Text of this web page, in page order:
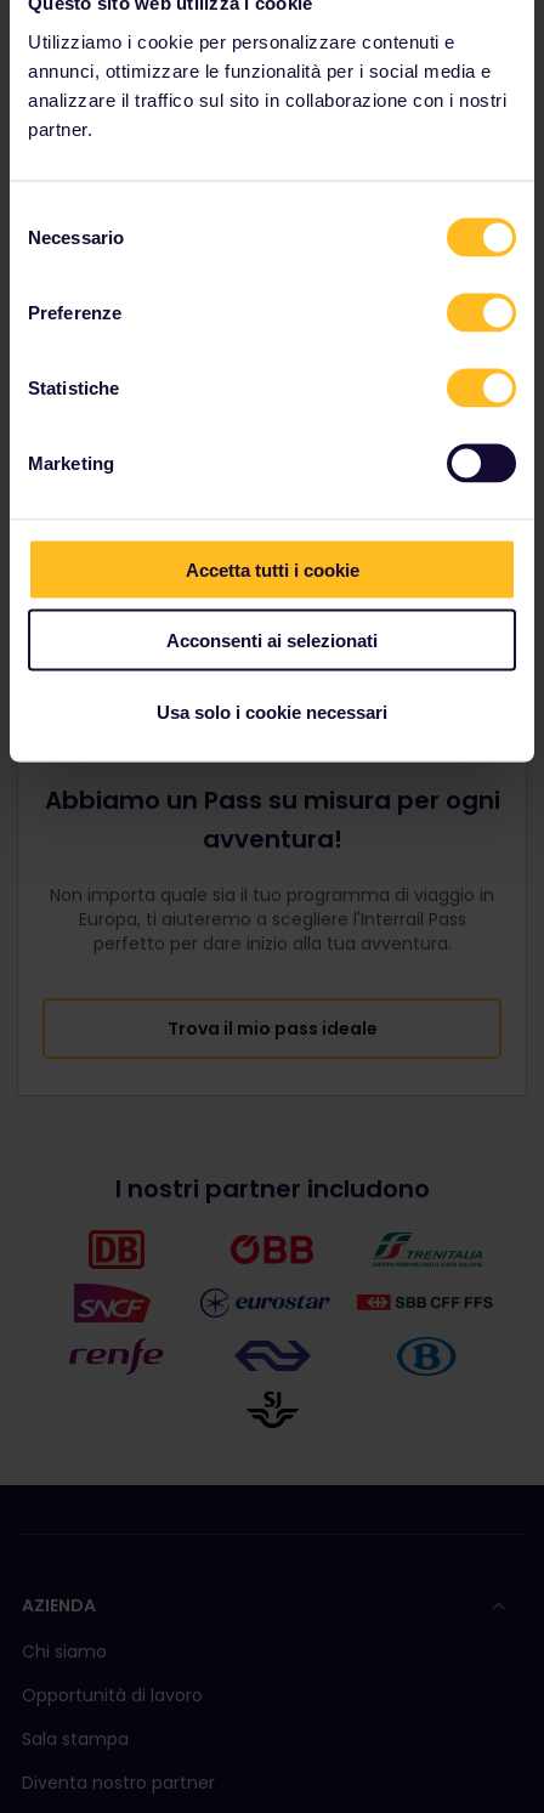
Utilizziamo i cookie per personalizzare contenuti e
annunci, ottimizzare le funzionalità per i social media e
analizzare il traffico sul sito in collaborazione con i nostri
partner.
delNecessario
Preferenze
Statistiche
Marketing
Accetta tutti i cookie
Acconsenti ai selezionati
Usa solo i cookie necessari
I nostri partner di viaggio
alle offerte dei nostri partner!
Abbiamo un Pass su misura per ogni
avventura!
Non importa quale sia il tuo programma di viaggio in
Europa, ti aiuteremo a scegliere l'Interrail Pass
perfetto per dare inizio alla tua avventura.
Trova il mio pass ideale
I nostri partner includono
AZIENDA
Chi siamo
Opportunità di lavoro
Sala stampa
Diventa nostro partner